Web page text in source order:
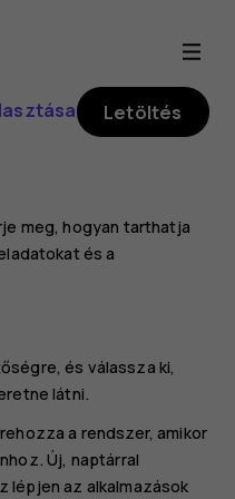
Letöltés
meg, hogyan tarthatja
és a
és válassza ki,
látni.
a rendszer, amikor
Új, naptárral
lépjen az alkalmazások